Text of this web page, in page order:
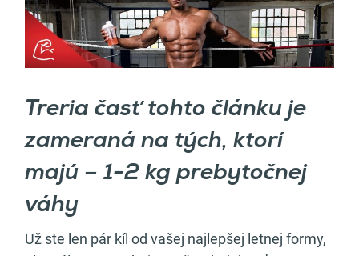
Treria časť tohto článku je
zameraná na tých, ktorí
majú – 1-2 kg prebytočnej
váhy
Už ste len pár kíl od vašej najlepšej letnej formy,